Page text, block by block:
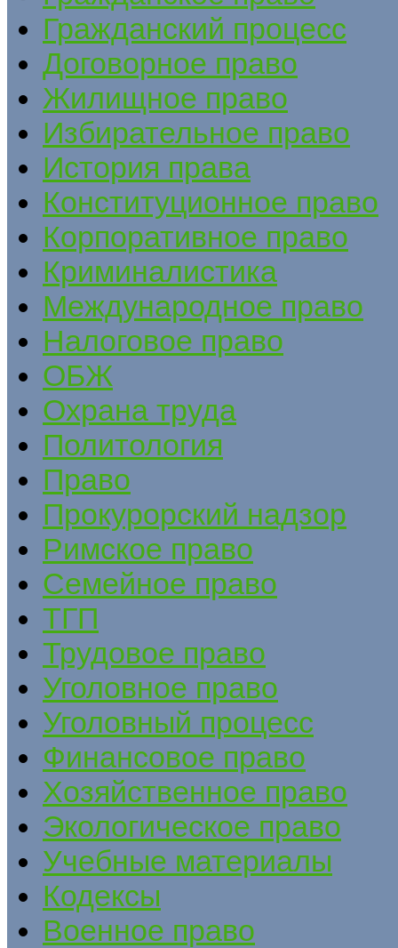
Гражданский процесс
Договорное право
Жилищное право
Избирательное право
История права
Конституционное право
Корпоративное право
Криминалистика
Международное право
Налоговое право
ОБЖ
Охрана труда
Политология
Право
Прокурорский надзор
Римское право
Семейное право
ТГП
Трудовое право
Уголовное право
Уголовный процесс
Финансовое право
Хозяйственное право
Экологическое право
Учебные материалы
Кодексы
Военное право